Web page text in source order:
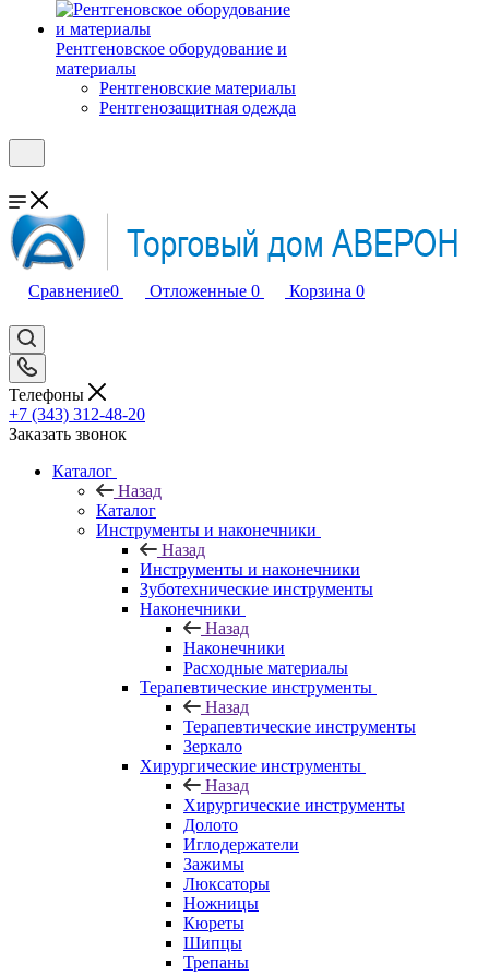
Рентгеновское оборудование и
материалы
Рентгеновские материалы
Рентгенозащитная одежда
Сравнение0 Отложенные 0 Корзина 0
Телефоны
+7 (343) 312-48-20
Заказать звонок
Каталог
Назад
Каталог
Инструменты и наконечники
Назад
Инструменты и наконечники
Зуботехнические инструменты
Наконечники
Назад
Наконечники
Расходные материалы
Терапевтические инструменты
Назад
Терапевтические инструменты
Зеркало
Хирургические инструменты
Назад
Хирургические инструменты
Долото
Иглодержатели
Зажимы
Люксаторы
Ножницы
Кюреты
Шипцы
Трепаны